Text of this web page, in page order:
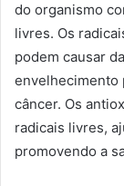
do organismo
livres. Os
podem causar
envelhecimento
câncer. Os
radicais livres,
promovendo a